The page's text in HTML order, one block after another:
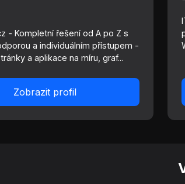
- Kompletní řešení od A po Z s
a individuálním přístupem -
a aplikace na míru, graf...
Zobrazit profil